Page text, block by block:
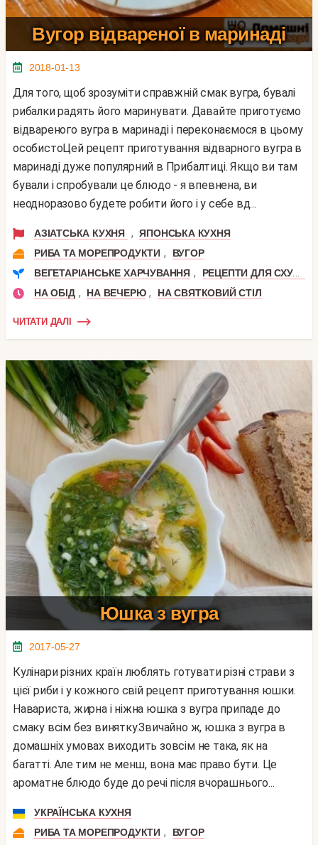
Вугор відвареної в маринаді
2018-01-13
Для того, щоб зрозуміти справжній смак вугра, бувалі
рибалки радять його маринувати. Давайте приготуємо
відвареного вугра в маринаді і переконаємося в цьому
особистоЦей рецепт приготування відварного вугра в
маринаді дуже популярний в Прибалтиці. Якщо ви там
бували і спробували це блюдо - я впевнена, ви
неодноразово будете робити його і у себе вд...
АЗІАТСЬКА КУХНЯ , ЯПОНСЬКА КУХНЯ
РИБА ТА МОРЕПРОДУКТИ ,
ВУГОР
ВЕГЕТАРІАНСЬКЕ ХАРЧУВАННЯ ,
РЕЦЕПТИ ДЛЯ СХУДНЕННЯ
НА ОБІД , НА ВЕЧЕРЮ , НА СВЯТКОВИЙ СТІЛ
ЧИТАТИ ДАЛІ
Юшка з вугра
2017-05-27
Кулінари різних країн люблять готувати різні страви з
цієї риби і у кожного свій рецепт приготування юшки.
Навариста, жирна і ніжна юшка з вугра припаде до
смаку всім без винятку.Звичайно ж, юшка з вугра в
домашніх умовах виходить зовсім не така, як на
багатті. Але тим не менш, вона має право бути. Це
ароматне блюдо буде до речі після вчорашнього...
УКРАЇНСЬКА КУХНЯ
РИБА ТА МОРЕПРОДУКТИ ,
ВУГОР